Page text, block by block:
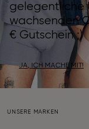
gelegentliche
wachsenden
€ Gutschein ;)
JA, ICH MACHE MIT!
UNSERE MARKEN